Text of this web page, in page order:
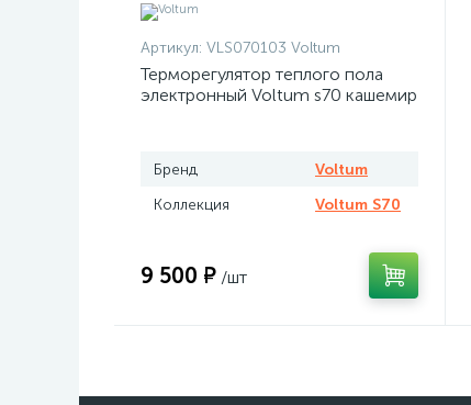
Артикул: VLS070103 Voltum
Терморегулятор теплого пола
электронный Voltum s70 кашемир
Бренд
Voltum
Коллекция
Voltum S70
9 500 ₽ /шт